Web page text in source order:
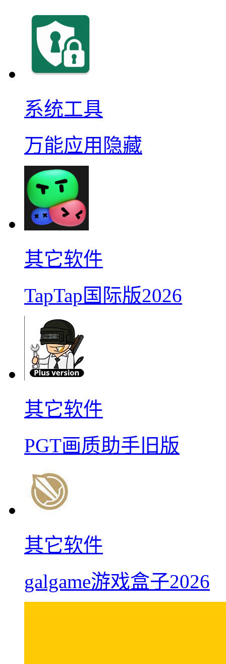
系统工具
万能应用隐藏
其它软件
TapTap国际版2026
其它软件
PGT画质助手旧版
其它软件
galgame游戏盒子2026